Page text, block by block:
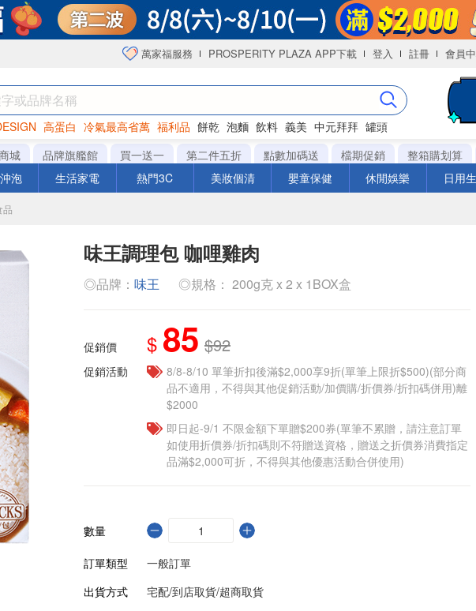
萬家福服務 PROSPERITY PLAZA APP下載 登入 註冊 會員
高蛋白 冷氣最高省萬 福利品 餅乾 泡麵 飲料 義美 中元拜拜 罐頭
紙 咖啡
城 品牌旗艦館 買一送一 第二件五折 點數加碼送 檔期促銷 整箱購划算
泡 生活家電 熱門3C 美妝個清 嬰童保健 休閒娛樂 日用
品
味王調理包 咖哩雞肉
◎品牌： 味王 ◎規格： 200g克 x 2 x 1BOX盒
促銷價 $ 85 $92
促銷活動
8/8-8/10 單筆折扣後滿$2,000享9折(單筆上限折$500)(部分商
品不適用，不得與其他促銷活動/加價購/折價券/折扣碼併用)離
$2000
即日起-9/1 不限金額下單贈$200券(單筆不累贈，請注意訂單
如使用折價券/折扣碼則不符贈送資格，贈送之折價券消費指定
品滿$2,000可折，不得與其他優惠活動合併使用)
數量
訂單類型
一般訂單
出貨方式
宅配/到店取貨/超商取貨